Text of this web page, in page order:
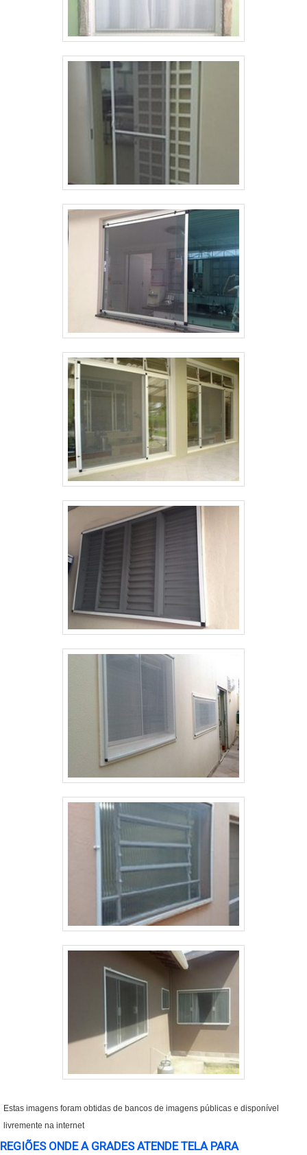
Estas imagens foram obtidas de bancos de imagens públicas e disponível
livremente na internet
REGIÕES ONDE A GRADES ATENDE TELA PARA